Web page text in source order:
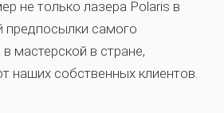
не только лазера Polaris в
предпосылки самого
мастерской в ​​​​стране,
наших собственных клиентов.